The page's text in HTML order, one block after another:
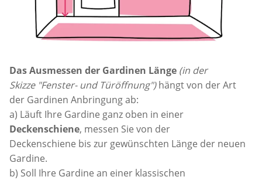
Das Ausmessen der Gardinen Länge (in der
Skizze "Fenster- und Türöffnung")hängt von der Art
der Gardinen Anbringung ab:
a) Läuft Ihre Gardine ganz oben in einer
Deckenschiene, messen Sie von der
Deckenschiene bis zur gewünschten Länge der neuen
Gardine.
b) Soll Ihre Gardine an einer klassischen